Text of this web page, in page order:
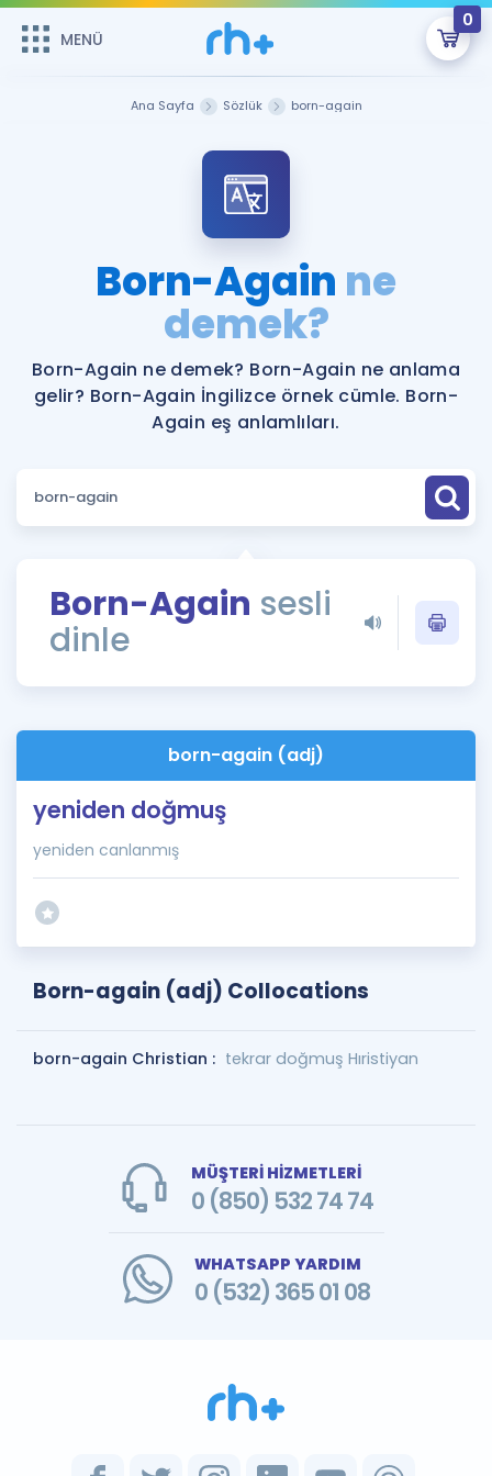
MENÜ
0
Şifremi Hatırlamıyorum
Sepetin Şu An Boş.
Remzi Hoca ile seni sınava hazırlayacak onlarca eğitim seni
bekliyor!
MENÜ
Katılımcı Görüşleri
Faydalı Araçlar
Ücretsiz Kaynaklar
Puan Hesaplama
ÖSYM Sınav Takvimi
Kampanyalar
İngilizce Gramer
İngilizce Gramer
Ana Sayfa Sözlük born-again
Born-Again ne
demek?
Born-Again ne demek? Born-Again ne anlama
gelir? Born-Again İngilizce örnek cümle. Born-
Again eş anlamlıları.
Born-Again sesli
dinle
born-again (adj)
yeniden doğmuş
yeniden canlanmış
Born-again (adj) Collocations
born-again Christian : tekrar doğmuş Hıristiyan
MÜŞTERİ HİZMETLERİ
0 (850) 532 74 74
WHATSAPP YARDIM
0 (532) 365 01 08